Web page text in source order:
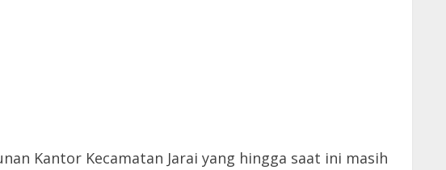
Kantor Kecamatan Jarai yang hingga saat ini masih